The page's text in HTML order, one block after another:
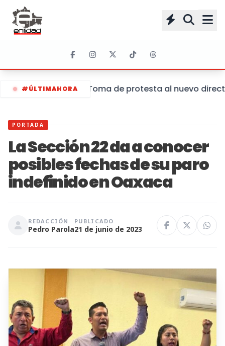
#ÚLTIMAHORA Toma de protesta al nuevo
PORTADA
La Sección 22 da a conocer
posibles fechas de su paro
indefinido en Oaxaca
REDACCIÓN
Pedro Parola
PUBLICADO
21 de junio de 2023